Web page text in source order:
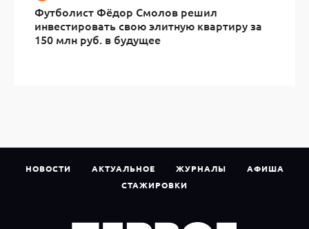
Футболист Фёдор Смолов решил
инвестировать свою элитную квартиру за
150 млн руб. в будущее
НОВОСТИ АКТУАЛЬНОЕ ЖУРНАЛЫ
АФИША
СТАЖИРОВКИ